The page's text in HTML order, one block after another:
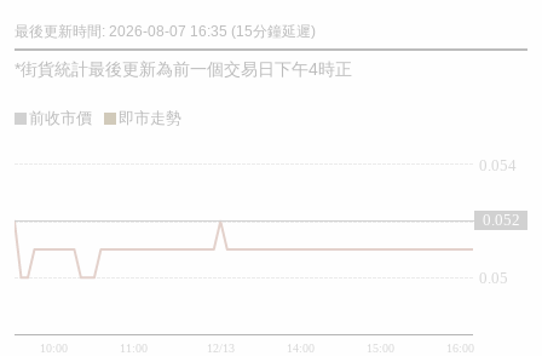
最後更新時間: 2026-08-07 16:35 (15分鐘延遲)
*街貨統計最後更新為前一個交易日下午4時正
前收市價 即市走勢
10:00 11:00 12/13 14:00 15:00 16:00
0.05
0.052
0.054
0.052